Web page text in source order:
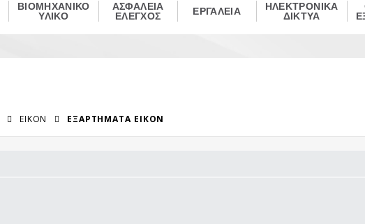
ΕΓΓΡΑΦΉ ΣΎΝΔΕΣΗ
ΒΙΟΜΗΧΑΝΙΚΟ
ΥΛΙΚΟ
ΑΣΦΑΛΕΙΑ
ΕΛΕΓΧΟΣ
ΕΡΓΑΛΕΙΑ
ΗΛΕΚΤΡΟΝΙΚΑ
ΔΙΚΤΥΑ
EIKON ΕΞΑΡΤΉΜΑΤΑ EIKON